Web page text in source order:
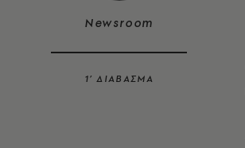
Newsroom
1’ ΔΙΑΒΑΣΜΑ